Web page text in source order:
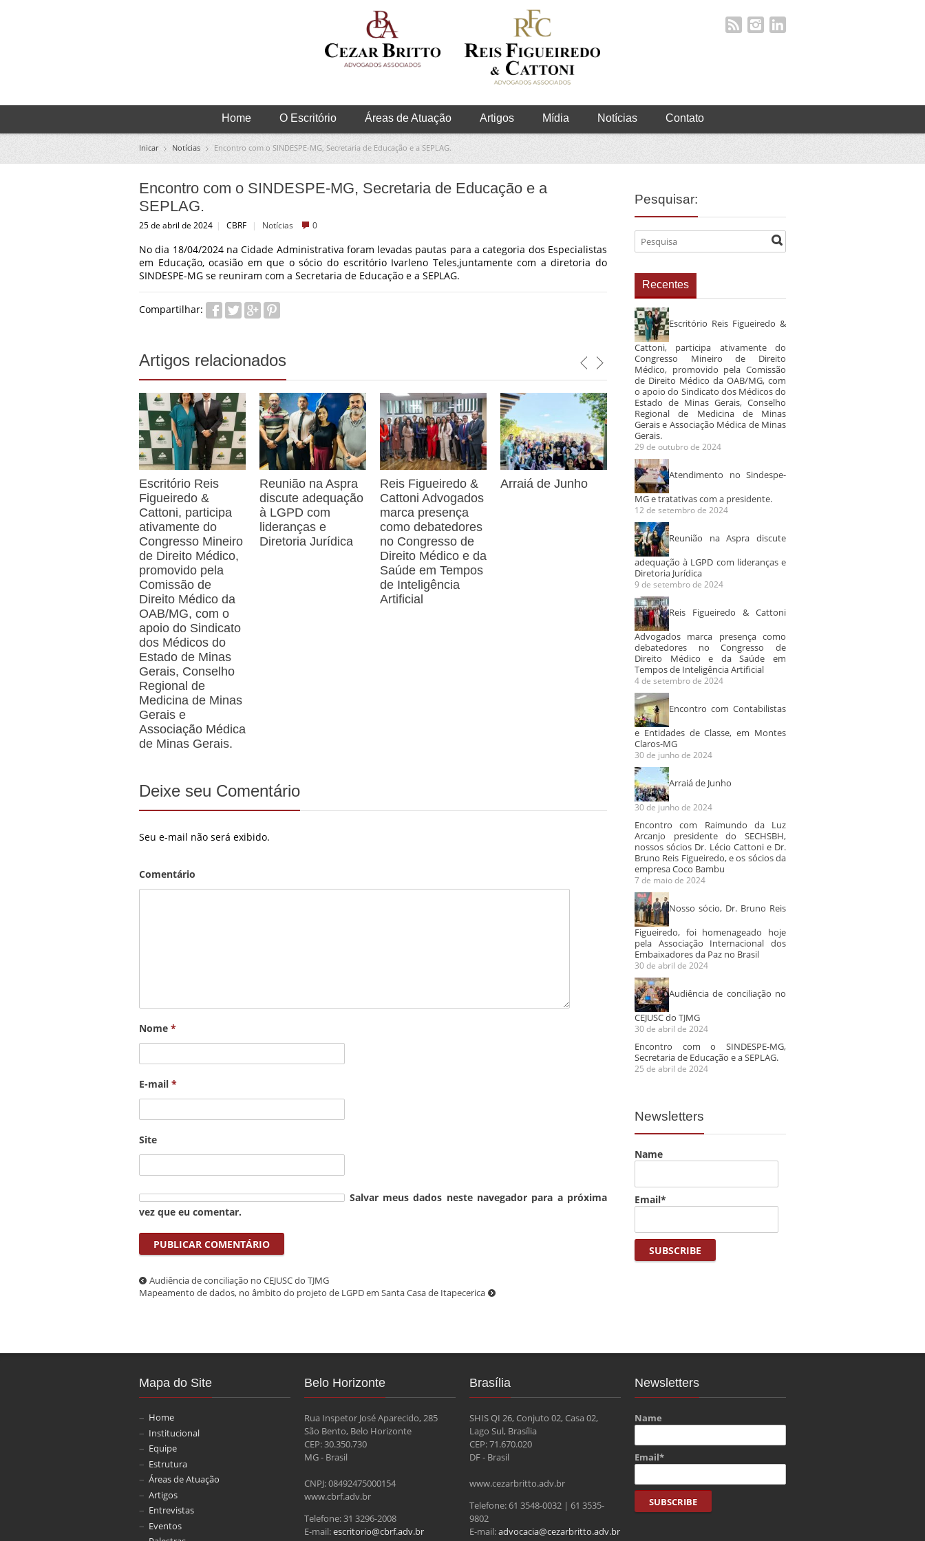
Home O Escritório Áreas de Atuação Artigos Mídia Notícias Contato
Inicar Notícias Encontro com o SINDESPE-MG, Secretaria de Educação e a SEPLAG.
Encontro com o SINDESPE-MG, Secretaria de Educação e a
SEPLAG.
25 de abril de 2024 | CBRF | Notícias 0
No dia 18/04/2024 na Cidade Administrativa foram levadas pautas para a categoria dos Especialistas
em Educação, ocasião em que o sócio do escritório Ivarleno Teles,juntamente com a diretoria do
SINDESPE-MG se reuniram com a Secretaria de Educação e a SEPLAG.
Compartilhar:
Artigos relacionados
Escritório Reis
Figueiredo &
Cattoni, participa
ativamente do
Congresso Mineiro
de Direito Médico,
promovido pela
Comissão de
Direito Médico da
OAB/MG, com o
apoio do Sindicato
dos Médicos do
Estado de Minas
Gerais, Conselho
Regional de
Medicina de Minas
Gerais e
Associação Médica
de Minas Gerais.
Reunião na Aspra
discute adequação
à LGPD com
lideranças e
Diretoria Jurídica
Reis Figueiredo &
Cattoni Advogados
marca presença
como debatedores
no Congresso de
Direito Médico e da
Saúde em Tempos
de Inteligência
Artificial
Arraiá de Junho
Audiência de
conciliação no
CEJUSC do TJMG
Mapeamento de
dados, no âmbito
Casa de
Itapecerica
Deixe seu Comentário
Seu e-mail não será exibido.
Comentário
Nome *
E-mail *
Site
Salvar meus dados neste navegador para a próxima
vez que eu comentar.
Audiência de conciliação no CEJUSC do TJMG
Mapeamento de dados, no âmbito do projeto de LGPD em Santa Casa de Itapecerica
Pesquisar:
Recentes
Escritório Reis Figueiredo &
Cattoni, participa ativamente do
Congresso Mineiro de Direito
Médico, promovido pela Comissão
de Direito Médico da OAB/MG, com
o apoio do Sindicato dos Médicos do
Estado de Minas Gerais, Conselho
Regional de Medicina de Minas
Gerais e Associação Médica de Minas
Gerais.
29 de outubro de 2024
Atendimento no Sindespe-
MG e tratativas com a presidente.
12 de setembro de 2024
Reunião na Aspra discute
adequação à LGPD com lideranças e
Diretoria Jurídica
9 de setembro de 2024
Reis Figueiredo & Cattoni
Advogados marca presença como
debatedores no Congresso de
Direito Médico e da Saúde em
Tempos de Inteligência Artificial
4 de setembro de 2024
Encontro com Contabilistas
e Entidades de Classe, em Montes
Claros-MG
30 de junho de 2024
Arraiá de Junho
30 de junho de 2024
Encontro com Raimundo da Luz
Arcanjo presidente do SECHSBH,
nossos sócios Dr. Lécio Cattoni e Dr.
Bruno Reis Figueiredo, e os sócios da
empresa Coco Bambu
7 de maio de 2024
Nosso sócio, Dr. Bruno Reis
Figueiredo, foi homenageado hoje
pela Associação Internacional dos
Embaixadores da Paz no Brasil
30 de abril de 2024
Audiência de conciliação no
CEJUSC do TJMG
30 de abril de 2024
Encontro com o SINDESPE-MG,
Secretaria de Educação e a SEPLAG.
25 de abril de 2024
Newsletters
Name
Email*
Mapa do Site
Home
Institucional
Equipe
Estrutura
Áreas de Atuação
Artigos
Entrevistas
Eventos
Belo Horizonte
Rua Inspetor José Aparecido, 285
São Bento, Belo Horizonte
CEP: 30.350.730
MG - Brasil
CNPJ: 08492475000154
www.cbrf.adv.br
Telefone: 31 3296-2008
E-mail:escritorio@cbrf.adv.br
Brasília
SHIS QI 26, Conjuto 02, Casa 02,
Lago Sul, Brasília
CEP: 71.670.020
DF - Brasil
www.cezarbritto.adv.br
Telefone: 61 3548-0032 | 61 3535-
9802
E-mail:advocacia@cezarbritto.adv.br
Newsletters
Name
Email*